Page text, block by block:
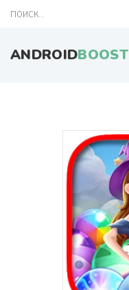
ANDROIDBOOST